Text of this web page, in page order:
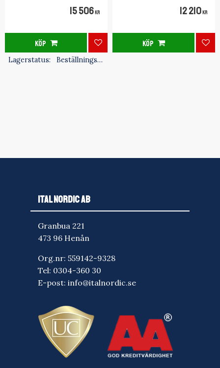
15 506KR
Lägg till i favoriter
Lagerstatus Beställningsvara
KÖP
12 210KR
KÖP
ITAL NORDIC AB
Granbua 221
473 96 Henån
Org.nr: 559142-9328
Tel: 0304-360 30
E-post: info@italnordic.se